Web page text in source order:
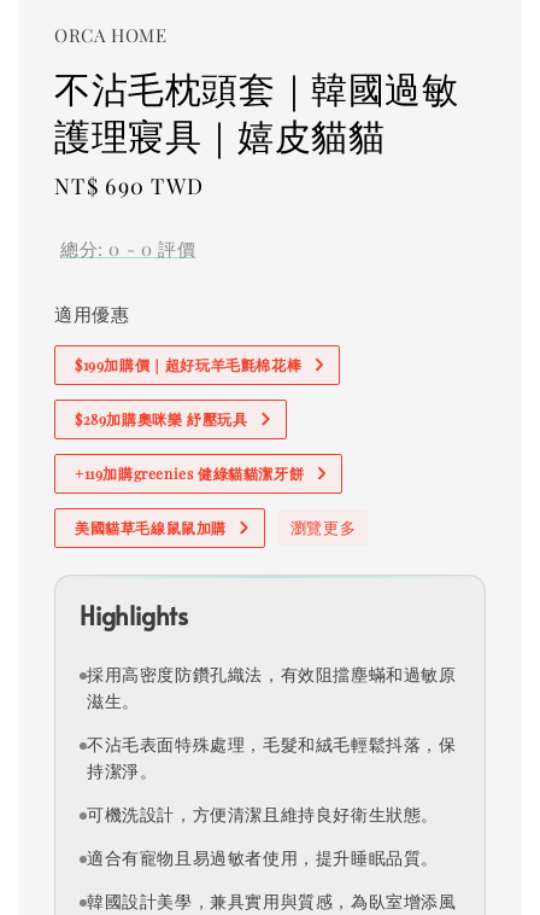
ORCA HOME
不沾毛枕頭套｜韓國過敏
護理寢具｜嬉皮貓貓
Regular
NT$ 690 TWD
總分: 0 - 0 評價
適用優惠
$199加購價｜超好玩羊毛氈棉花棒
$289加購奧咪樂 紓壓玩具
+119加購greenies 健綠貓貓潔牙餅
美國貓草毛線鼠鼠加購 瀏覽更多
Highlights
採用高密度防鑽孔織法，有效阻擋塵蟎和過敏原
滋生。
不沾毛表面特殊處理，毛髮和絨毛輕鬆抖落，保
持潔淨。
可機洗設計，方便清潔且維持良好衛生狀態。
適合有寵物且易過敏者使用，提升睡眠品質。
韓國設計美學，兼具實用與質感，為臥室增添風